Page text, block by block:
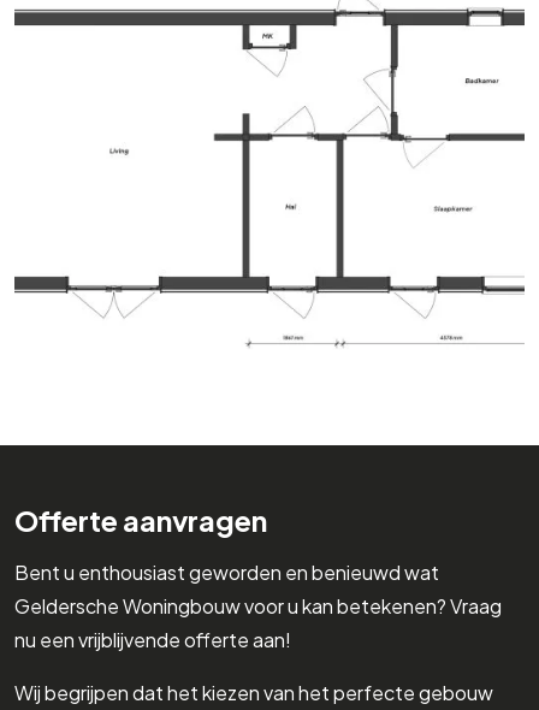
Offerte aanvragen
Bent u enthousiast geworden en benieuwd wat
Geldersche Woningbouw voor u kan betekenen? Vraag
nu een vrijblijvende offerte aan!
Wij begrijpen dat het kiezen van het perfecte gebouw